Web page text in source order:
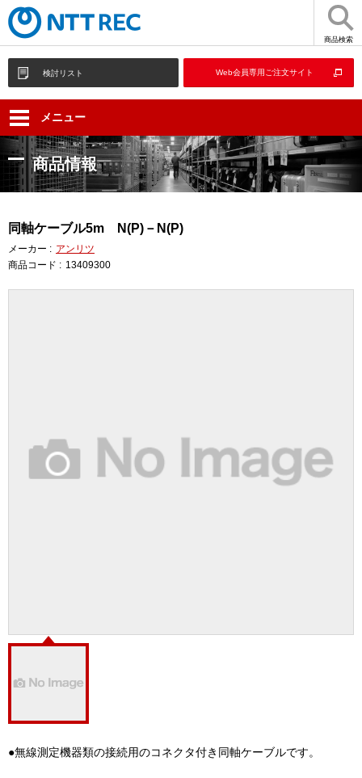
商品検索
検討リスト Web会員専用ご注文サイト
メニュー
商品情報
同軸ケーブル5m N(P)－N(P)
メーカー : アンリツ
商品コード : 13409300
●無線測定機器類の接続用のコネクタ付き同軸ケーブルです。